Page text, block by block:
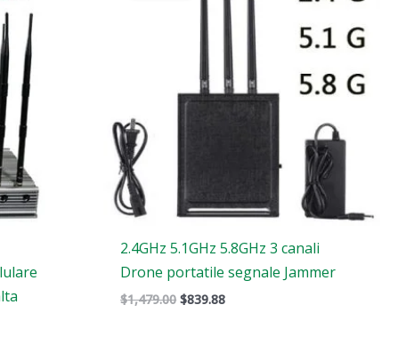
2.4GHz 5.1GHz 5.8GHz 3 canali
Drone portatile segnale Jammer
$1,479.00
$1,479.00.
$839.88
è:
$839.88.